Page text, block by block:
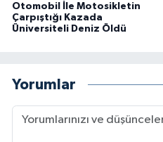
Otomobil İle Motosikletin
Çarpıştığı Kazada
Üniversiteli Deniz Öldü
Yorumlar